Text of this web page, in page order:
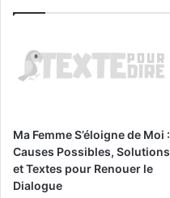
Ma Femme S’éloigne de Moi :
Causes Possibles, Solutions
et Textes pour Renouer le
Dialogue